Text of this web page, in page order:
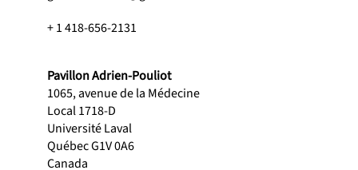
+ 1 418-656-2131
Pavillon Adrien-Pouliot
1065, avenue de la Médecine
Local 1718-D
Université Laval
Québec G1V 0A6
Canada